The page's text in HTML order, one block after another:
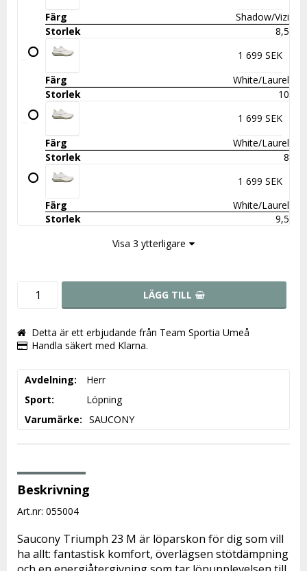
Shadow/Vizi
8,5
1 699 SEK
White/Laurel
10
1 699 SEK
White/Laurel
8
1 699 SEK
White/Laurel
9,5
Visa 3 ytterligare
LÄGG TILL
Detta är ett erbjudande från Team Sportia Umeå
Handla säkert med Klarna.
Avdelning
Herr
Sport
Löpning
Varumärke
SAUCONY
Beskrivning
Art.nr: 055004
Saucony Triumph 23 M är löparskon för dig som vill
ha allt: fantastisk komfort, överlägsen stötdämpning